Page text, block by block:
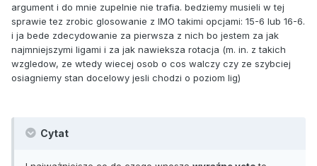
argument i do mnie zupelnie nie trafia. bedziemy musieli w tej
sprawie tez zrobic glosowanie z IMO takimi opcjami: 15-6 lub 16-6.
i ja bede zdecydowanie za pierwsza z nich bo jestem za jak
najmniejszymi ligami i za jak nawieksza rotacja (m. in. z takich
wzgledow, ze wtedy wiecej osob o cos walczy czy ze szybciej
osiagniemy stan docelowy jesli chodzi o poziom lig)
Cytat